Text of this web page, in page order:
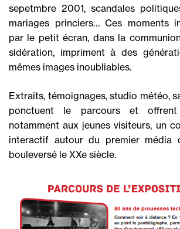
sepetmbre 2001, scandales
mariages princiers… Ces moments
par le petit écran, dans la
sidération, impriment à des
mêmes images inoubliables.
Extraits, témoignages, studio météo,
ponctuent le parcours et
notamment aux jeunes visiteurs, un
interactif autour du premier média
bouleversé le XXe siècle.